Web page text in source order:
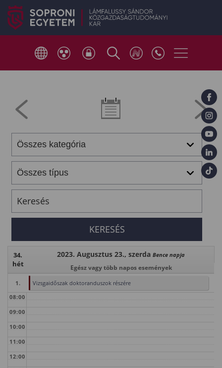
34.
hét
2023. Augusztus 23., szerda Bence napja
Egész vagy több napos események
1.
Vizsgaidőszak doktoranduszok részére
08:00
09:00
10:00
11:00
12:00